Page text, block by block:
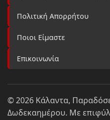
Πολιτική Απορρήτου
Ποιοι Είμαστε
Επικοινωνία
© 2026 Κάλαντα,
Δωδεκαημέρου. Με